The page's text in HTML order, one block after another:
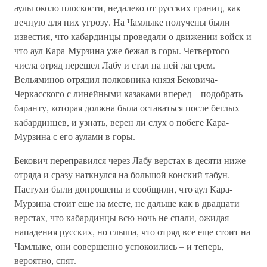
аулы около плоскости, недалеко от русских границ, как
вечную для них угрозу. На Чамлыке получены были
известия, что кабардинцы проведали о движении войск и
что аул Кара-Мурзина уже бежал в горы. Четвертого
числа отряд перешел Лабу и стал на ней лагерем.
Вельяминов отрядил полковника князя Бековича-
Черкасского с линейными казаками вперед – подобрать
баранту, которая должна была оставаться после беглых
кабардинцев, и узнать, верен ли слух о побеге Кара-
Мурзина с его аулами в горы.
Бекович переправился через Лабу верстах в десяти ниже
отряда и сразу наткнулся на большой конский табун.
Пастухи были допрошены и сообщили, что аул Кара-
Мурзина стоит еще на месте, не дальше как в двадцати
верстах, что кабардинцы всю ночь не спали, ожидая
нападения русских, но слыша, что отряд все еще стоит на
Чамлыке, они совершенно успокоились – и теперь,
вероятно, спят.